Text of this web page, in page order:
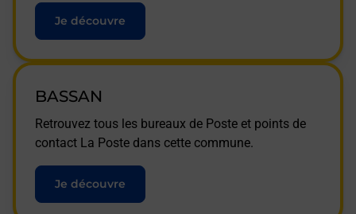
Je découvre
BASSAN
Retrouvez tous les bureaux de Poste et points de
contact La Poste dans cette commune.
Je découvre